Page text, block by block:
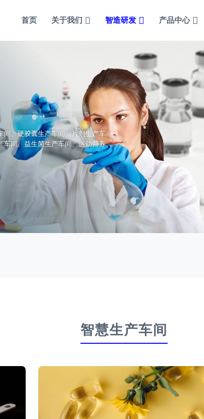
首页 关于我们 智造研发 产品中心
间、硬胶囊生产车间、片剂生产车
车间、益生菌生产车间、运动营养
智慧生产车间